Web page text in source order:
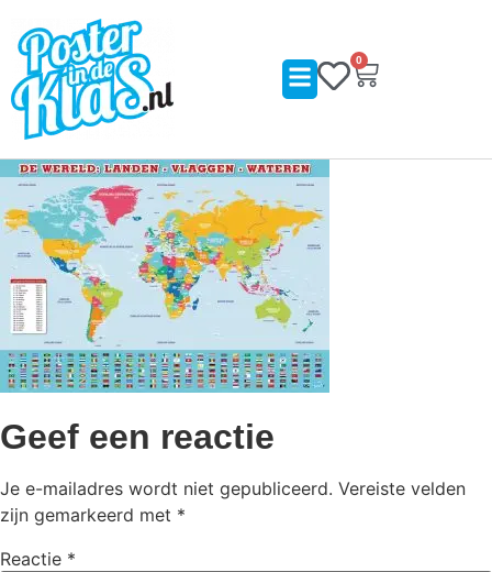
0
Geef een reactie
Je e-mailadres wordt niet gepubliceerd. Vereiste velden
zijn gemarkeerd met *
Reactie *